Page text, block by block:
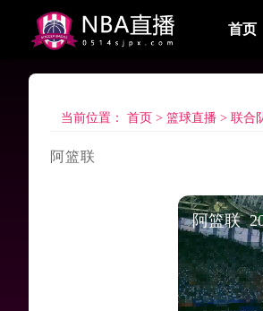
首页
当前位置： 首页 > 篮球直播 > 联合
阿篮联
阿篮联